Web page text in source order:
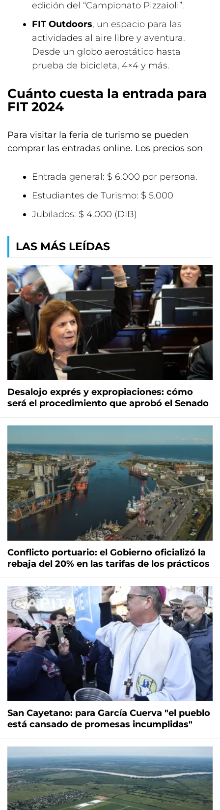
edición del “Campionato Pizzaioli”.
FIT Outdoors, un espacio para las
actividades al aire libre y aventura.
Desde un globo aerostático hasta
prueba de bicicleta, 4×4 y más.
Cuánto cuesta la entrada para
FIT 2024
Para visitar la feria de turismo se pueden
comprar las entradas online. Los precios son
Entrada general: $ 6.000 por persona.
Estudiantes de Turismo: $ 5.000
Jubilados: $ 4.000 (DIB)
LAS MÁS LEÍDAS
Desalojo exprés y expropiaciones: cómo
será el procedimiento que aprobó el Senado
Conflicto portuario: el Gobierno oficializó la
rebaja del 20% en las tarifas de los prácticos
San Cayetano: para García Cuerva "el pueblo
está cansado de promesas incumplidas"